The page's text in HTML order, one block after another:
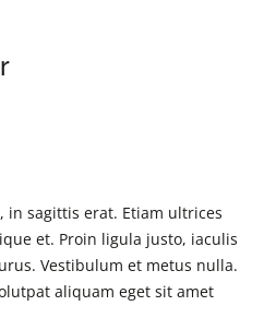
in sagittis erat. Etiam ultrices
et. Proin ligula justo, iaculis
Vestibulum et metus nulla.
aliquam eget sit amet